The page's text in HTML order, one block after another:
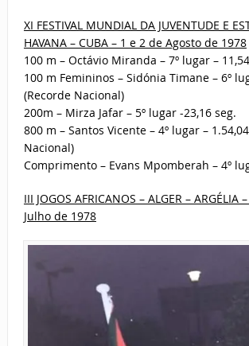
XI FESTIVAL MUNDIAL DA JUVENTUDE E
HAVANA – CUBA – 1 e 2 de Agosto de 1978
100 m – Octávio Miranda – 7º lugar –
100 m Femininos – Sidónia Timane – 6º
(Recorde Nacional)
200m – Mirza Jafar – 5º lugar -23,16 seg.
800 m – Santos Vicente – 4º lugar –
Nacional)
Comprimento – Evans Mpomberah – 4º
III JOGOS AFRICANOS – ALGER – ARGÉLIA
Julho de 1978